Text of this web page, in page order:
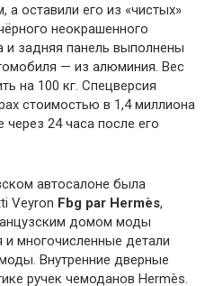
а оставили его из «чистых»
неокрашенного
и задняя панель выполнены
— из алюминия. Вес
на 100 кг. Спецверсия
стоимостью в 1,4 миллиона
24 часа после его
автосалоне была
Veyron Fbg par Hermès,
домом моды
и многочисленные детали
Внутренние дверные
ручек чемоданов Hermès.